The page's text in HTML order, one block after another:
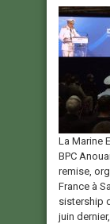
La Marine
BPC
remise,
France à
sistership
juin